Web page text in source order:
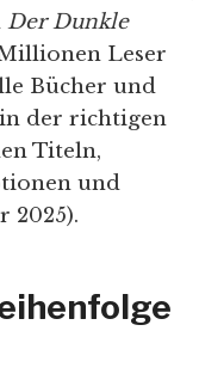
Der Dunkle
Leser
Bücher und
der richtigen
Titeln,
und
2025).